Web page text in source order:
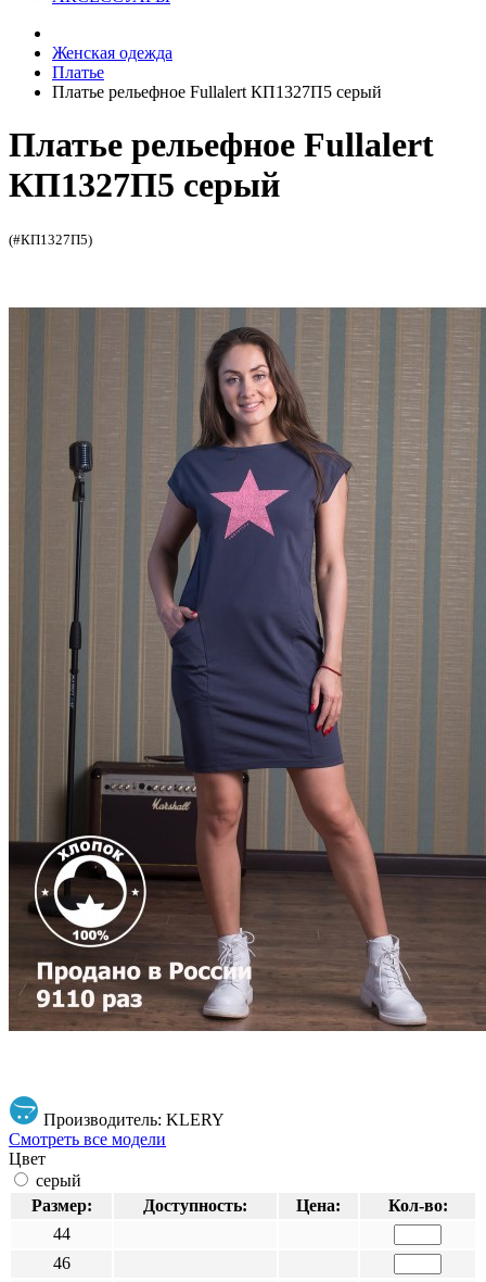
Женская одежда
Платье
Платье рельефное Fullalert КП1327П5 серый
Платье рельефное Fullalert
КП1327П5 серый
(#КП1327П5)
Производитель: KLERY
Смотреть все модели
Цвет
серый
Размер:
Доступность: Цена:
Кол-во:
44
46